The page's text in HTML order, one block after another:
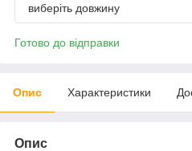
виберіть довжину
Готово до відправки
Опис Характеристики
Опис